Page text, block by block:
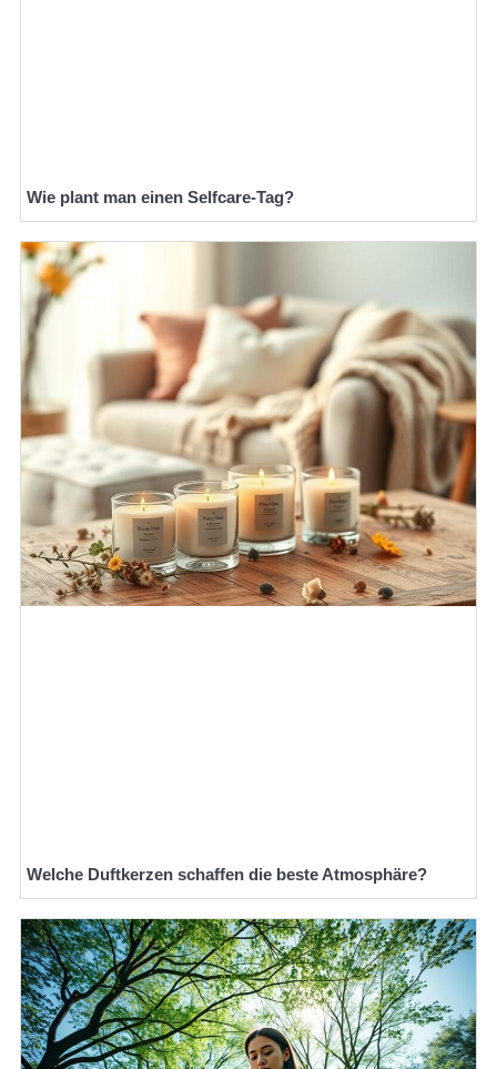
Wie plant man einen Selfcare-Tag?
Welche Duftkerzen schaffen die beste Atmosphäre?